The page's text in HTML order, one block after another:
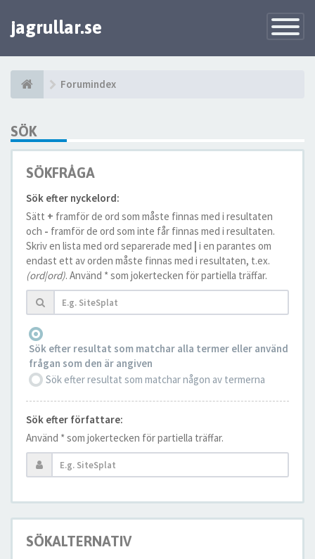
Toggle
jagrullar.se
Forumindex
SÖK
SÖKFRÅGA
Sök efter nyckelord:
Sätt + framför de ord som måste finnas med i resultaten
och - framför de ord som inte får finnas med i resultaten.
Skriv en lista med ord separerade med | i en parantes om
endast ett av orden måste finnas med i resultaten, t.ex.
(ord|ord). Använd * som jokertecken för partiella träffar.
Sök efter resultat som matchar alla termer eller använd
frågan som den är angiven
Sök efter resultat som matchar någon av termerna
Sök efter författare:
Använd * som jokertecken för partiella träffar.
SÖKALTERNATIV